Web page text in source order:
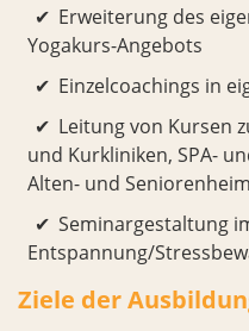
Erweiterung des
Yogakurs-Angebots
Einzelcoachings in
Leitung von Kursen
und Kurkliniken, SPA-
Alten- und
Seminargestaltung
Entspannung/
Ziele der